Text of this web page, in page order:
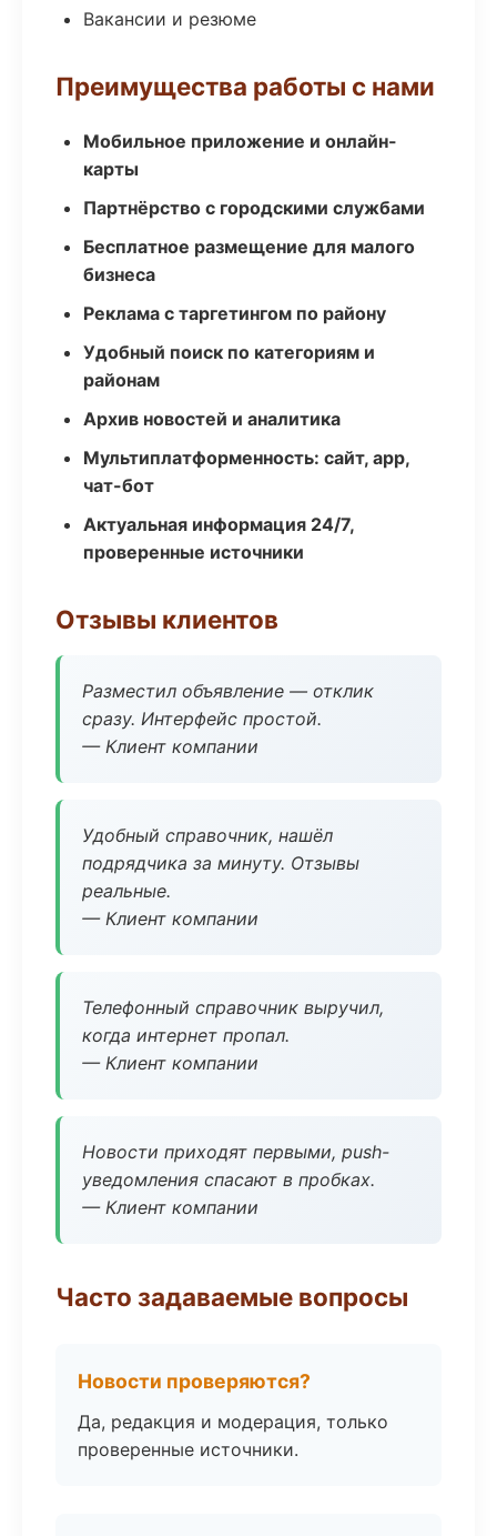
Вакансии и резюме
Преимущества работы с нами
Мобильное приложение и онлайн-
карты
Партнёрство с городскими службами
Бесплатное размещение для малого
бизнеса
Реклама с таргетингом по району
Удобный поиск по категориям и
районам
Архив новостей и аналитика
Мультиплатформенность: сайт, app,
чат-бот
Актуальная информация 24/7,
проверенные источники
Отзывы клиентов
Разместил объявление — отклик
сразу. Интерфейс простой.
— Клиент компании
Удобный справочник, нашёл
подрядчика за минуту. Отзывы
реальные.
— Клиент компании
Телефонный справочник выручил,
когда интернет пропал.
— Клиент компании
Новости приходят первыми, push-
уведомления спасают в пробках.
— Клиент компании
Часто задаваемые вопросы
Новости проверяются?
Да, редакция и модерация, только
проверенные источники.